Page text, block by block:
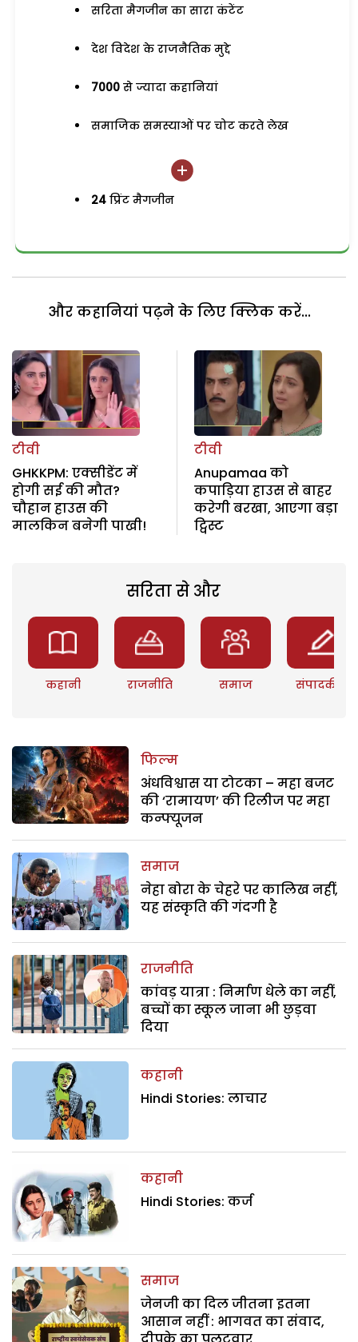
सरिता मैगजीन का सारा कंटेंट
देश विदेश के राजनैतिक मुद्दे
7000 से ज्यादा कहानियां
समाजिक समस्याओं पर चोट करते लेख
24 प्रिंट मैगजीन
और कहानियां पढ़ने के लिए क्लिक करें...
टीवी
GHKKPM: एक्सीडेंट में
होगी सई की मौत?
चौहान हाउस की
मालकिन बनेगी पाखी!
टीवी
Anupamaa को
कपाड़िया हाउस से बाहर
करेगी बरखा, आएगा बड़ा
ट्विस्ट
सरिता से और
कहानी राजनीति समाज संपादकीय
फिल्म
अंधविश्वास या टोटका – महा बजट
की ‘रामायण’ की रिलीज पर महा
कन्फ्यूजन
समाज
नेहा बोरा के चेहरे पर कालिख नहीं,
यह संस्कृति की गंदगी है
राजनीति
कांवड़ यात्रा : निर्माण धेले का नहीं,
बच्चों का स्कूल जाना भी छुड़वा
दिया
कहानी
Hindi Stories: लाचार
कहानी
Hindi Stories: कर्ज
समाज
जेनजी का दिल जीतना इतना
आसान नहीं : भागवत का संवाद,